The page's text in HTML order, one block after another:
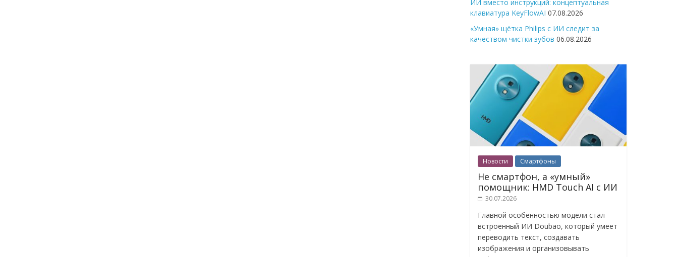
ИИ вместо инструкций: концептуальная
клавиатура KeyFlowAI 07.08.2026
«Умная» щётка Philips с ИИ следит за
качеством чистки зубов 06.08.2026
Новости Смартфоны
Не смартфон, а «умный»
помощник: HMD Touch AI с ИИ
30.07.2026
Главной особенностью модели стал
встроенный ИИ Doubao, который умеет
переводить текст, создавать
изображения и организовывать